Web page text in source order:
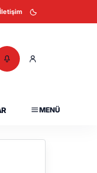
İletişim
MENÜ